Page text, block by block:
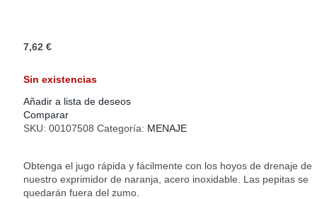
7,62 €
Sin existencias
Añadir a lista de deseos
Comparar
SKU: 00107508 Categoría: MENAJE
Obtenga el jugo rápida y fácilmente con los hoyos de drenaje de
nuestro exprimidor de naranja, acero inoxidable. Las pepitas se
quedarán fuera del zumo.